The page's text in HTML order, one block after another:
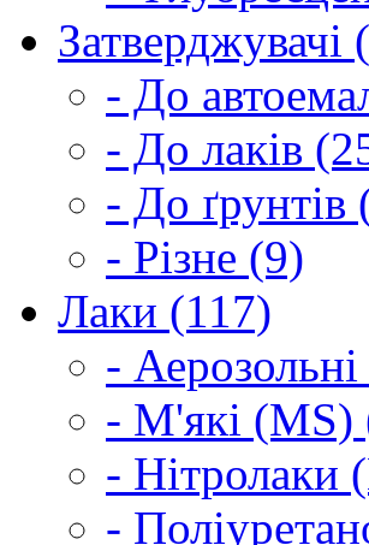
Затверджувачі
- До
- До лаків
- До ґрунтів
- Різне (9)
Лаки (117)
-
- М'які (MS)
-
-